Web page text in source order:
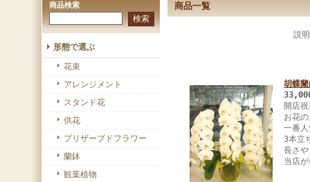
商品検索
形態で選ぶ
花束
アレンジメント
スタンド花
供花
プリザーブドフラワー
蘭鉢
観葉植物
商品一覧
説
胡蝶
開店
お花
一番
3本立
長さ
当店